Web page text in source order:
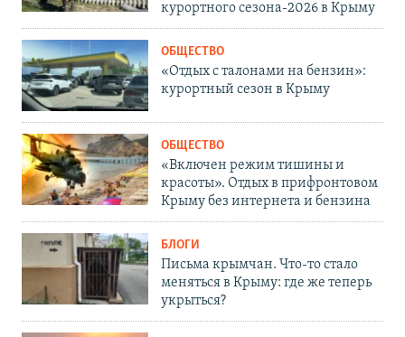
курортного сезона-2026 в Крыму
ОБЩЕСТВО
«Отдых с талонами на бензин»:
курортный сезон в Крыму
ОБЩЕСТВО
«Включен режим тишины и
красоты». Отдых в прифронтовом
Крыму без интернета и бензина
БЛОГИ
Письма крымчан. Что-то стало
меняться в Крыму: где же теперь
укрыться?